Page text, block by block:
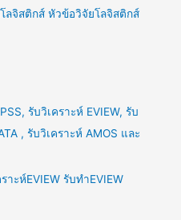
ลจิสติกส์ หัวข้อวิจัยโลจิสติกส์
รับวิเคราะห์ EVIEW, รับ
, รับวิเคราะห์ AMOS และ
าะห์EVIEW รับทำEVIEW